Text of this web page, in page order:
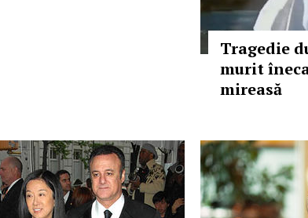
Tragedie
murit
mireasă